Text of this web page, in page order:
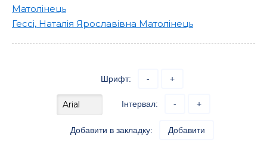
Матолінець
Гессі, Наталія Ярославівна Матолінець
Шрифт: - +
Інтервал: - +
Добавити в закладку: Добавити